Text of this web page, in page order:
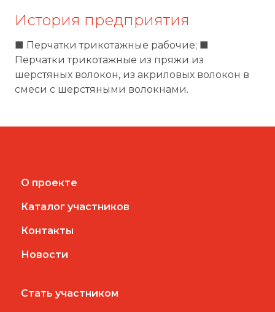
История предприятия
■ Перчатки трикотажные рабочие; ■
Перчатки трикотажные из пряжи из
шерстяных волокон, из акриловых волокон в
смеси с шерстяными волокнами.
О проекте
Каталог участников
Контакты
Новости
Стать участником